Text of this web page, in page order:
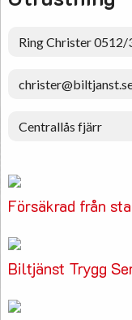
Ring Christer
Centrallås fjärr
Försäkrad från
Biltjänst Trygg